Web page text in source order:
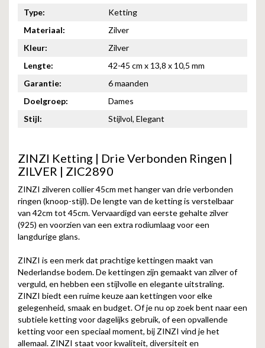
Type:
Ketting
Materiaal:
Zilver
Kleur:
Zilver
Lengte:
42-45 cm x 13,8 x 10,5 mm
Garantie:
6 maanden
Doelgroep:
Dames
Stijl:
Stijlvol, Elegant
ZINZI Ketting | Drie Verbonden Ringen |
ZILVER | ZIC2890
ZINZI zilveren collier 45cm met hanger van drie verbonden
ringen (knoop-stijl). De lengte van de ketting is verstelbaar
van 42cm tot 45cm. Vervaardigd van eerste gehalte zilver
(925) en voorzien van een extra rodiumlaag voor een
langdurige glans.
ZINZI is een merk dat prachtige kettingen maakt van
Nederlandse bodem. De kettingen zijn gemaakt van zilver of
verguld, en hebben een stijlvolle en elegante uitstraling.
ZINZI biedt een ruime keuze aan kettingen voor elke
gelegenheid, smaak en budget. Of je nu op zoek bent naar een
subtiele ketting voor dagelijks gebruik, of een opvallende
ketting voor een speciaal moment, bij ZINZI vind je het
allemaal. ZINZI staat voor kwaliteit, diversiteit en